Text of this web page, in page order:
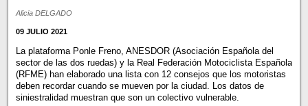
Alicia DELGADO
09 JULIO 2021
La plataforma Ponle Freno, ANESDOR (Asociación Española del
sector de las dos ruedas) y la Real Federación Motociclista Española
(RFME) han elaborado una lista con 12 consejos que los motoristas
deben recordar cuando se mueven por la ciudad. Los datos de
siniestralidad muestran que son un colectivo vulnerable.